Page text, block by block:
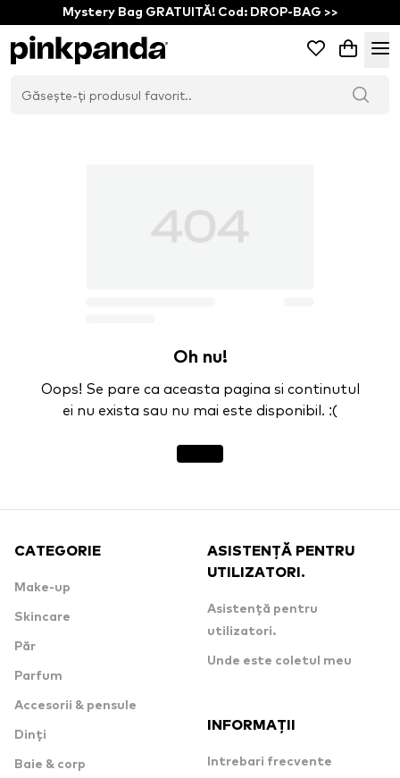
Mystery Bag GRATUITĂ! Cod: DROP-BAG >>
Oh nu!
Oops! Se pare ca aceasta pagina si continutul
ei nu exista sau nu mai este disponibil. :(
CATEGORIE
Make-up
Skincare
Păr
Parfum
Accesorii & pensule
Dinți
Baie & corp
ASISTENȚĂ PENTRU
UTILIZATORI.
Asistență pentru
utilizatori.
Unde este coletul meu
INFORMAȚII
Intrebari frecvente